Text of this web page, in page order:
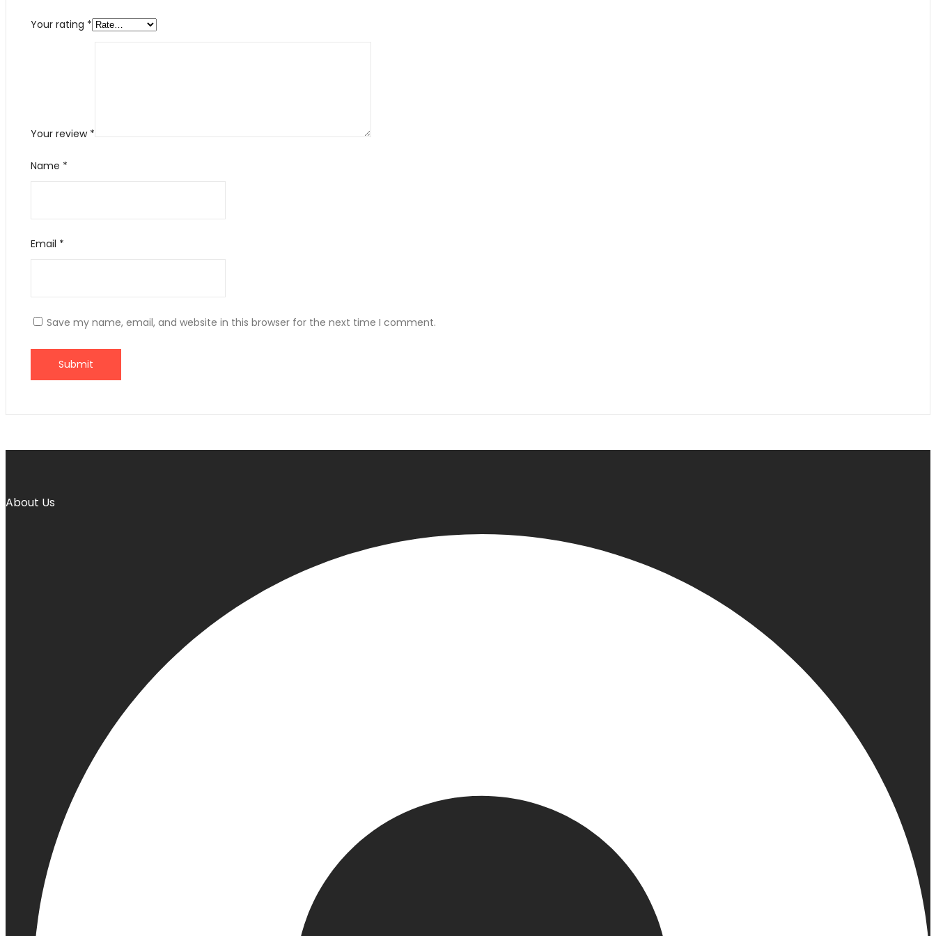
Your rating *
Your review *
Name *
Email *
Save my name, email, and website in this browser for the next time I comment.
About Us